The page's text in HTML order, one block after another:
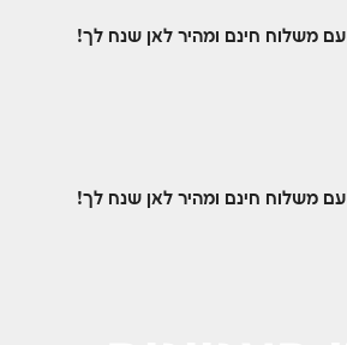
עם משלוח חינם ומהיר לאן שנח לך!
עם משלוח חינם ומהיר לאן שנח לך!